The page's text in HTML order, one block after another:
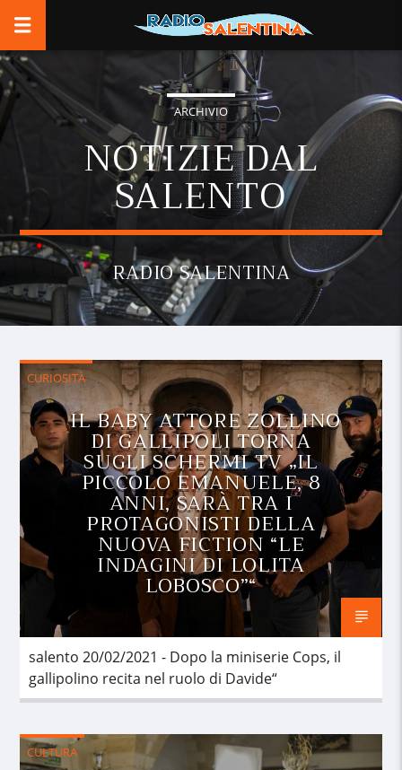
ARCHIVIO
NOTIZIE DAL
SALENTO
RADIO SALENTINA
CURIOSITÀ
IL BABY ATTORE ZOLLINO
DI GALLIPOLI TORNA
SUGLI SCHERMI TV „IL
PICCOLO EMANUELE, 8
ANNI, SARÀ TRA I
PROTAGONISTI DELLA
NUOVA FICTION “LE
INDAGINI DI LOLITA
LOBOSCO”“
salento 20/02/2021 - Dopo la miniserie Cops, il
gallipolino recita nel ruolo di Davide“
CULTURA